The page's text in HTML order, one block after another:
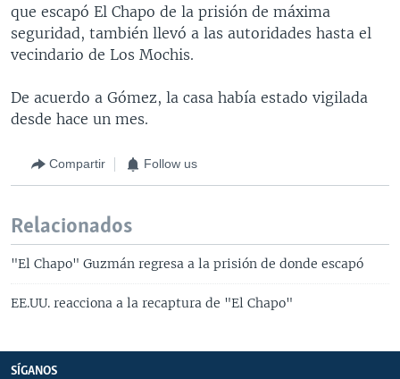
que escapó El Chapo de la prisión de máxima
seguridad, también llevó a las autoridades hasta el
vecindario de Los Mochis.
De acuerdo a Gómez, la casa había estado vigilada
desde hace un mes.
Compartir Follow us
Relacionados
"El Chapo" Guzmán regresa a la prisión de donde escapó
EE.UU. reacciona a la recaptura de "El Chapo"
SÍGANOS